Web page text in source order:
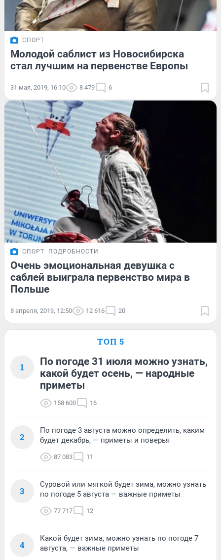
СПОРТ
Молодой саблист из Новосибирска
стал лучшим на первенстве Европы
31 мая, 2019, 16:10 8 479 6
СПОРТ ПОДРОБНОСТИ
Очень эмоциональная девушка с
саблей выиграла первенство мира в
Польше
8 апреля, 2019, 12:50 12 616 20
ТОП 5
1
По погоде 31 июля можно узнать,
какой будет осень, — народные
приметы
158 600 16
2
По погоде 3 августа можно определить, каким
будет декабрь, — приметы и поверья
87 083 11
3
Суровой или мягкой будет зима, можно узнать
по погоде 5 августа — важные приметы
77 717 12
4
Какой будет зима, можно узнать по погоде 7
августа, — важные приметы